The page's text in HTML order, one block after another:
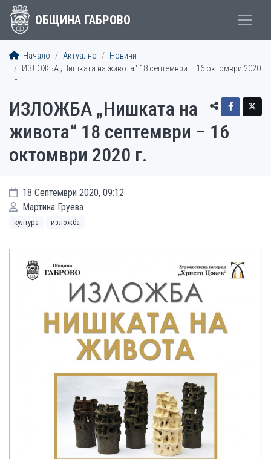
ОБЩИНА ГАБРОВО
Начало Актуално
Новини
ИЗЛОЖБА „Нишката на живота“ 18 септември – 16 октомври 2020
г.
ИЗЛОЖБА „Нишката на
живота“ 18 септември – 16
октомври 2020 г.
18 Септември 2020, 09:12
Мартина Груева
култура изложба